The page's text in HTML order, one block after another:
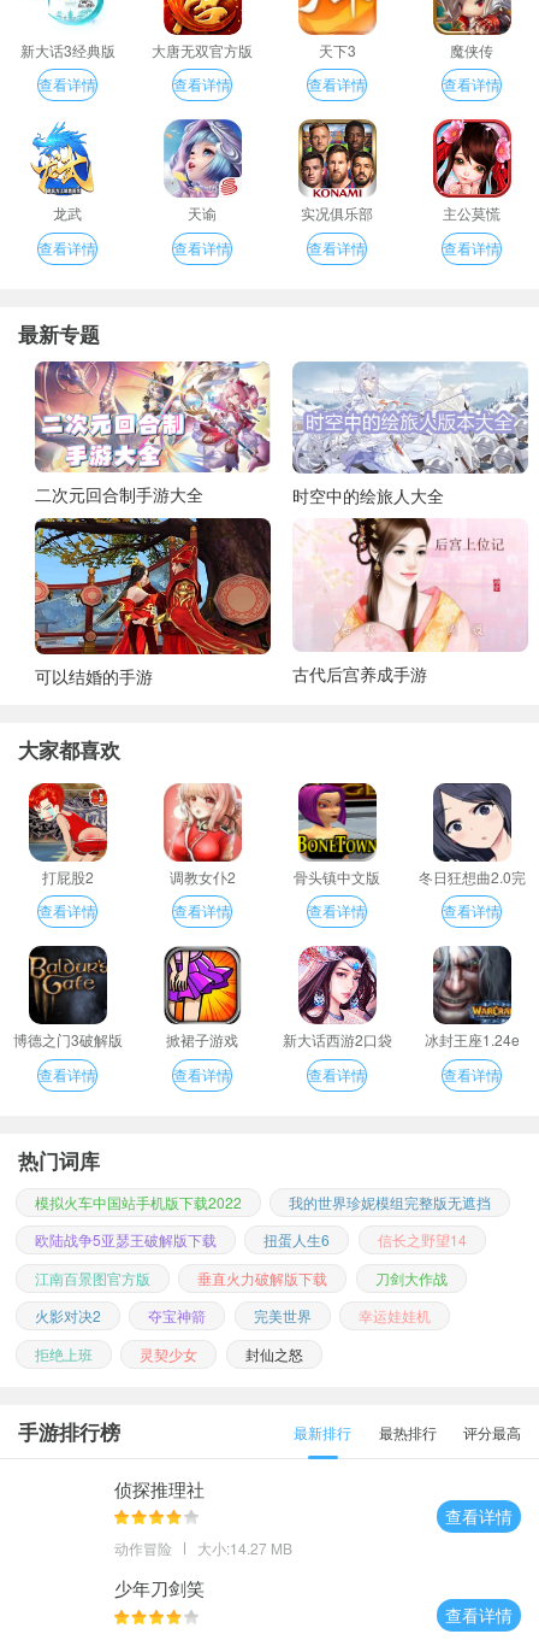
新大话3经典版
查看详情
大唐无双官方版
查看详情
天下3
查看详情
魔侠传
查看详情
龙武
查看详情
天谕
查看详情
实况俱乐部
查看详情
主公莫慌
查看详情
最新专题
二次元回合制手游大全 时空中的绘旅人大全
可以结婚的手游 古代后宫养成手游
大家都喜欢
打屁股2
查看详情
调教女仆2
查看详情
骨头镇中文版
查看详情
冬日狂想曲2.0完
整汉化版
查看详情
博德之门3破解版
查看详情
掀裙子游戏
查看详情
新大话西游2口袋
版
查看详情
冰封王座1.24e
查看详情
热门词库
模拟火车中国站手机版下载2022
我的世界珍妮模组完整版无遮挡
欧陆战争5亚瑟王破解版下载
扭蛋人生6
信长之野望14
江南百景图官方版
垂直火力破解版下载
刀剑大作战
火影对决2
夺宝神箭 完美世界
幸运娃娃机
拒绝上班
灵契少女 封仙之怒
手游排行榜 最新排行 最热排行 评分最高
侦探推理社
动作冒险 大小:14.27 MB
查看详情
少年刀剑笑
查看详情